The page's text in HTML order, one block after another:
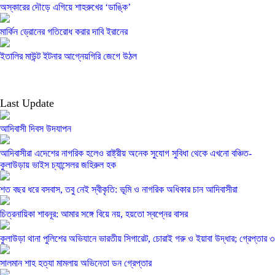
অস্কারের দৌড়ে এগিয়ে শাহরুখের ‘ডাঙ্কি’
মার্কিন ড্রোনের গতিরোধ করার দাবি ইরানের
ইতালির মাউন্ট ইটনার আগ্নেয়গিরি জেগে উঠল
Last Update
আদিবাসী দিবস উদযাপন
আদিবাসীরা এদেশের নাগরিক হলেও রাষ্ট্রীয় অনেক সুযোগ সুবিধা থেকে এখনো বঞ্চিত-
কুলাউড়ায় ভাইস চ্যান্সেলর জহিরুল হক
শত বছর ধরে বসবাস, তবু নেই স্বীকৃতি: ভূমি ও নাগরিক অধিকার চান আদিবাসীরা
চিত্রনায়িকা শাবনূর: আমার সঙ্গে বিয়ে নয়, হয়তো স্বপ্নের বাসর
কুলাউড়া থানা পুলিশের অভিযানে ভারতীয় সিগারেট, চোরাই গরু ও ইয়াবা উদ্ধার; গ্রেপ্তার ৩
সালমান শাহ হত্যা মামলায় অভিনেতা ডন গ্রেপ্তার